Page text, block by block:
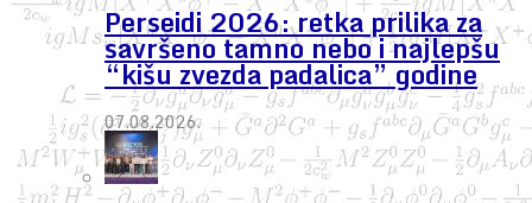
Perseidi 2026: retka prilika za
savršeno tamno nebo i najlepšu
“kišu zvezda padalica” godine
07.08.2026.